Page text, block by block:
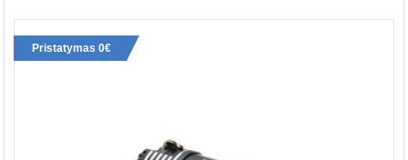
Pristatymas 0€